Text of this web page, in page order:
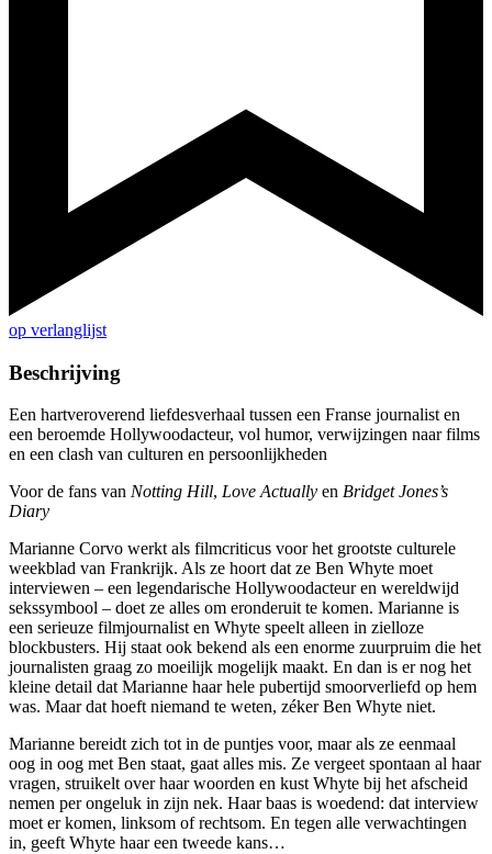
op verlanglijst
Beschrijving
Een hartveroverend liefdesverhaal tussen een Franse journalist en
een beroemde Hollywoodacteur, vol humor, verwijzingen naar films
en een clash van culturen en persoonlijkheden
Voor de fans van Notting Hill, Love Actually en Bridget Jones’s
Diary
Marianne Corvo werkt als filmcriticus voor het grootste culturele
weekblad van Frankrijk. Als ze hoort dat ze Ben Whyte moet
interviewen – een legendarische Hollywoodacteur en wereldwijd
sekssymbool – doet ze alles om eronderuit te komen. Marianne is
een serieuze filmjournalist en Whyte speelt alleen in zielloze
blockbusters. Hij staat ook bekend als een enorme zuurpruim die het
journalisten graag zo moeilijk mogelijk maakt. En dan is er nog het
kleine detail dat Marianne haar hele pubertijd smoorverliefd op hem
was. Maar dat hoeft niemand te weten, zéker Ben Whyte niet.
Marianne bereidt zich tot in de puntjes voor, maar als ze eenmaal
oog in oog met Ben staat, gaat alles mis. Ze vergeet spontaan al haar
vragen, struikelt over haar woorden en kust Whyte bij het afscheid
nemen per ongeluk in zijn nek. Haar baas is woedend: dat interview
moet er komen, linksom of rechtsom. En tegen alle verwachtingen
in, geeft Whyte haar een tweede kans…